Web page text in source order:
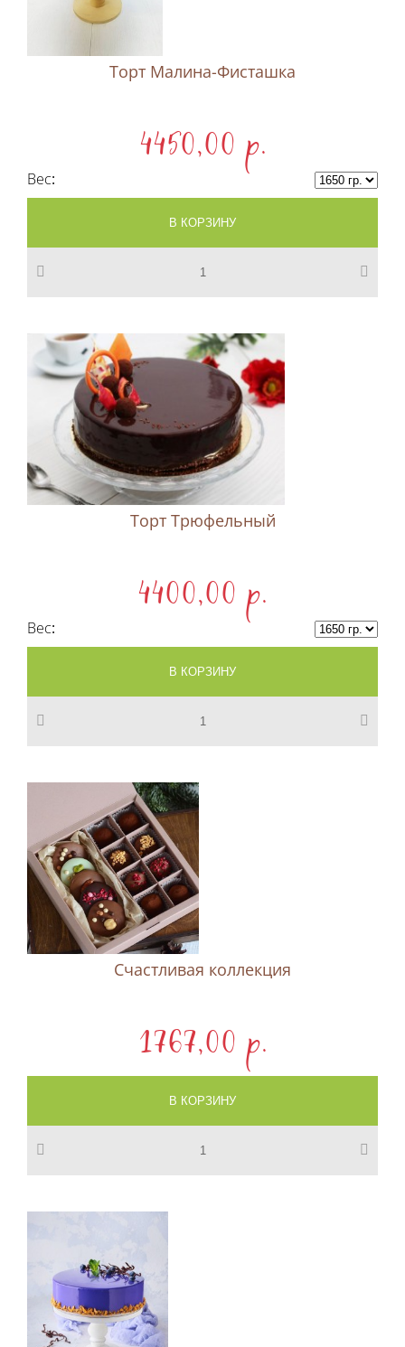
Торт Малина-Фисташка
4450,00 p.
Вес
Торт Трюфельный
4400,00 p.
Вес
Счастливая коллекция
1767,00 p.